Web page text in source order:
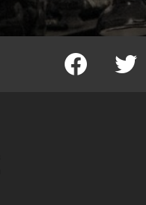
Facebook